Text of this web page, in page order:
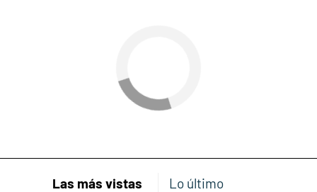
Las más vistas Lo último